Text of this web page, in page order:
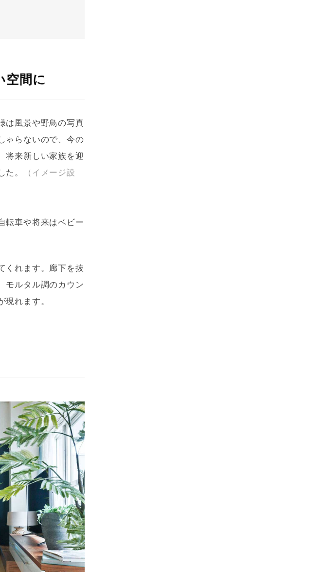
空間に
は風景や野鳥の写真
ゃらないので、今の
将来新しい家族を迎
た。
（イメージ設
転車や将来はベビー
くれます。廊下を抜
モルタル調のカウン
れます。